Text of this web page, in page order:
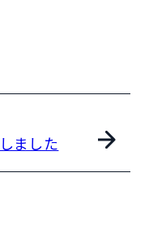
ました